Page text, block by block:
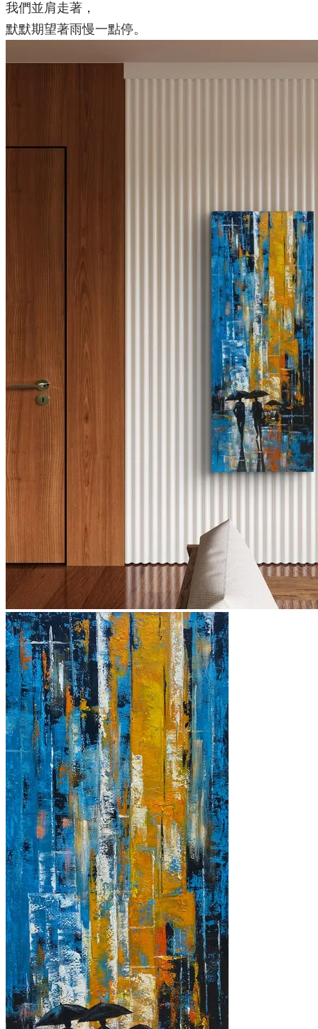
我們並肩走著，
默默期望著雨慢一點停。